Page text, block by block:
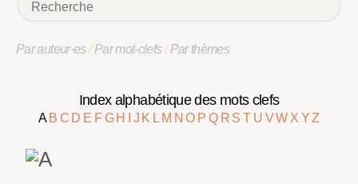
Par auteur·es/Par mot-clefs/Par thèmes
Index alphabétique des mots clefs
A B C D E F G H J K L M NO P Q R ST U VW X YZ